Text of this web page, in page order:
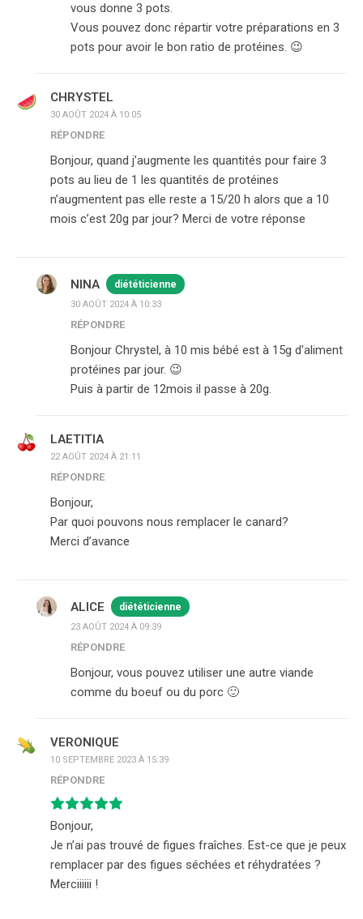
vous donne 3 pots.
Vous pouvez donc répartir votre préparations en 3
pots pour avoir le bon ratio de protéines. 😉
CHRYSTEL
30 AOÛT 2024 À 10:05
RÉPONDRE
Bonjour, quand j’augmente les quantités pour faire 3
pots au lieu de 1 les quantités de protéines
n’augmentent pas elle reste a 15/20 h alors que a 10
mois c’est 20g par jour? Merci de votre réponse
NINA diététicienne
30 AOÛT 2024 À 10:33
RÉPONDRE
Bonjour Chrystel, à 10 mis bébé est à 15g d'aliment
protéines par jour. 😉
Puis à partir de 12mois il passe à 20g.
LAETITIA
22 AOÛT 2024 À 21:11
RÉPONDRE
Bonjour,
Par quoi pouvons nous remplacer le canard?
Merci d’avance
ALICE diététicienne
23 AOÛT 2024 À 09:39
RÉPONDRE
Bonjour, vous pouvez utiliser une autre viande
comme du boeuf ou du porc 🙂
VERONIQUE
10 SEPTEMBRE 2023 À 15:39
RÉPONDRE
Bonjour,
Je n’ai pas trouvé de figues fraîches. Est-ce que je peux
remplacer par des figues séchées et réhydratées ?
Merciiiiii !